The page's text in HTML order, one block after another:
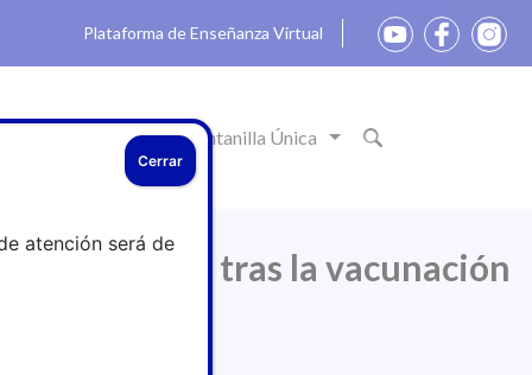
Plataforma de Enseñanza Virtual
Actualidad Ventanilla Única
persistentes tras la vacunación
atención será de
Cerrar